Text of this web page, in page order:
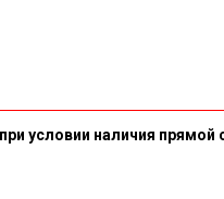
условии наличия прямой